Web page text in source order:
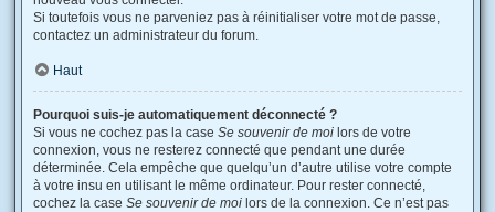
Si toutefois vous ne parveniez pas à réinitialiser votre mot de passe,
contactez un administrateur du forum.
Haut
Pourquoi suis-je automatiquement déconnecté ?
Si vous ne cochez pas la case Se souvenir de moi lors de votre
connexion, vous ne resterez connecté que pendant une durée
déterminée. Cela empêche que quelqu’un d’autre utilise votre compte
à votre insu en utilisant le même ordinateur. Pour rester connecté,
cochez la case Se souvenir de moi lors de la connexion. Ce n’est pas